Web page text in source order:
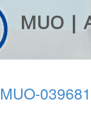
MUO |
MUO-